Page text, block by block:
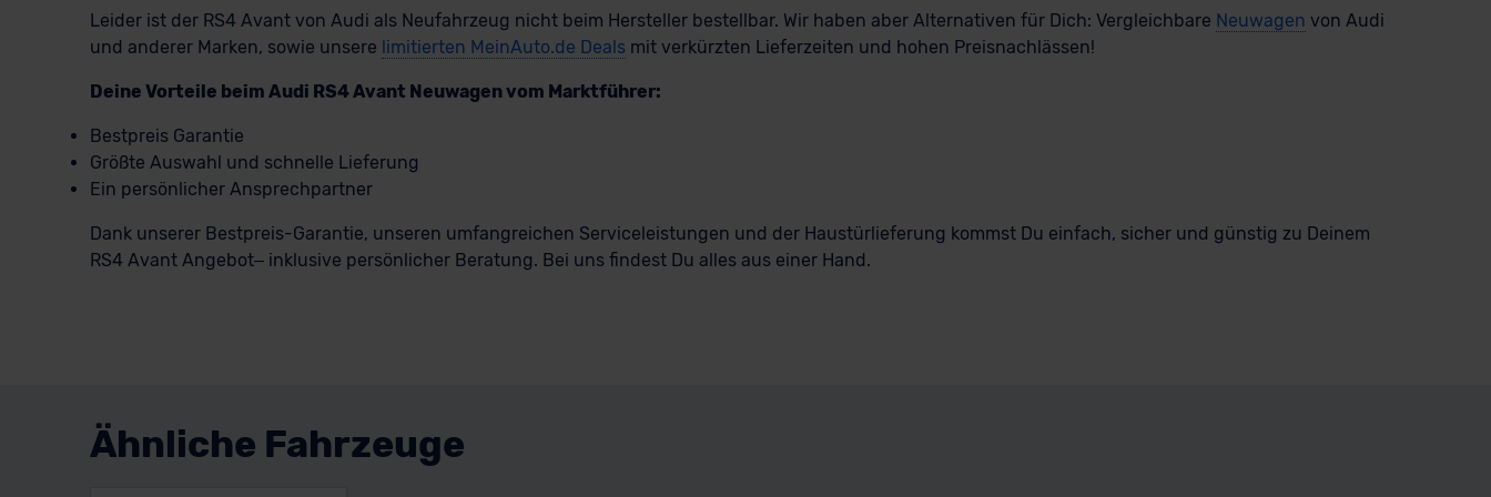
Leider ist der RS4 Avant von Audi als Neufahrzeug nicht beim Hersteller bestellbar. Wir haben aber Alternativen für Dich: Vergleichbare Neuwagen von Audi
und anderer Marken, sowie unsere limitierten MeinAuto.de Dealsmit verkürzten Lieferzeiten und hohen Preisnachlässen!
Deine Vorteile beim Audi RS4 Avant Neuwagen vom Marktführer:
Bestpreis Garantie
Größte Auswahl und schnelle Lieferung
Ein persönlicher Ansprechpartner
Dank unserer Bestpreis-Garantie, unseren umfangreichen Serviceleistungen und der Haustürlieferung kommst Du einfach, sicher und günstig zu Deinem
RS4 Avant Angebot– inklusive persönlicher Beratung. Bei uns findest Du alles aus einer Hand.
Ähnliche Fahrzeuge